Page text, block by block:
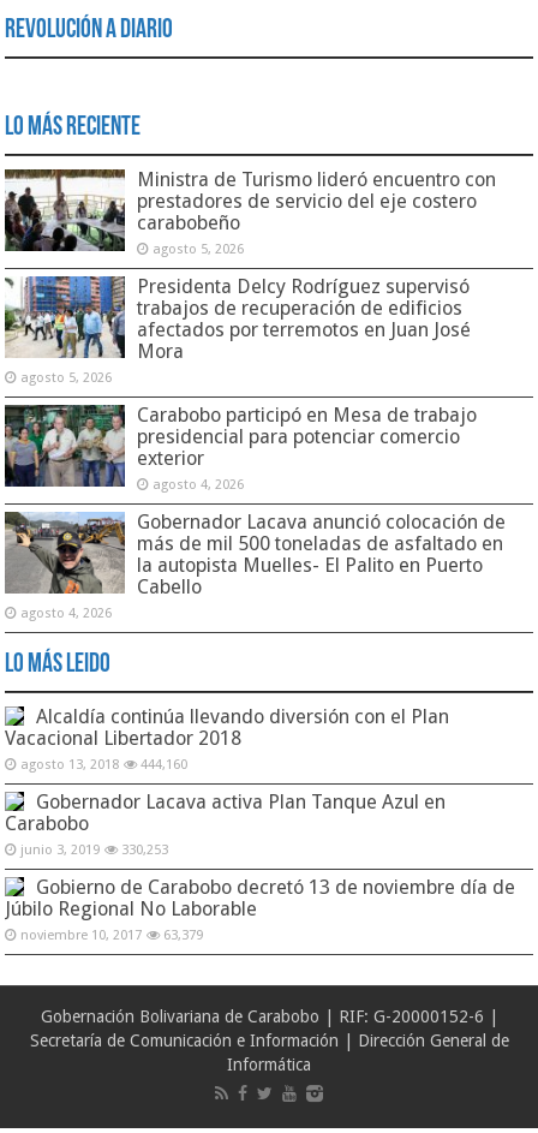
Revolución a Diario
Lo Más Reciente
Ministra de Turismo lideró encuentro con
prestadores de servicio del eje costero
carabobeño
agosto 5, 2026
Presidenta Delcy Rodríguez supervisó
trabajos de recuperación de edificios
afectados por terremotos en Juan José
Mora
agosto 5, 2026
Carabobo participó en Mesa de trabajo
presidencial para potenciar comercio
exterior
agosto 4, 2026
Gobernador Lacava anunció colocación de
más de mil 500 toneladas de asfaltado en
la autopista Muelles- El Palito en Puerto
Cabello
agosto 4, 2026
Lo Más Leido
Alcaldía continúa llevando diversión con el Plan
Vacacional Libertador 2018
agosto 13, 2018 444,160
Gobernador Lacava activa Plan Tanque Azul en
Carabobo
junio 3, 2019 330,253
Gobierno de Carabobo decretó 13 de noviembre día de
Júbilo Regional No Laborable
noviembre 10, 2017 63,379
Gobernación Bolivariana de Carabobo | RIF: G-20000152-6 |
Secretaría de Comunicación e Información | Dirección General de
Informática